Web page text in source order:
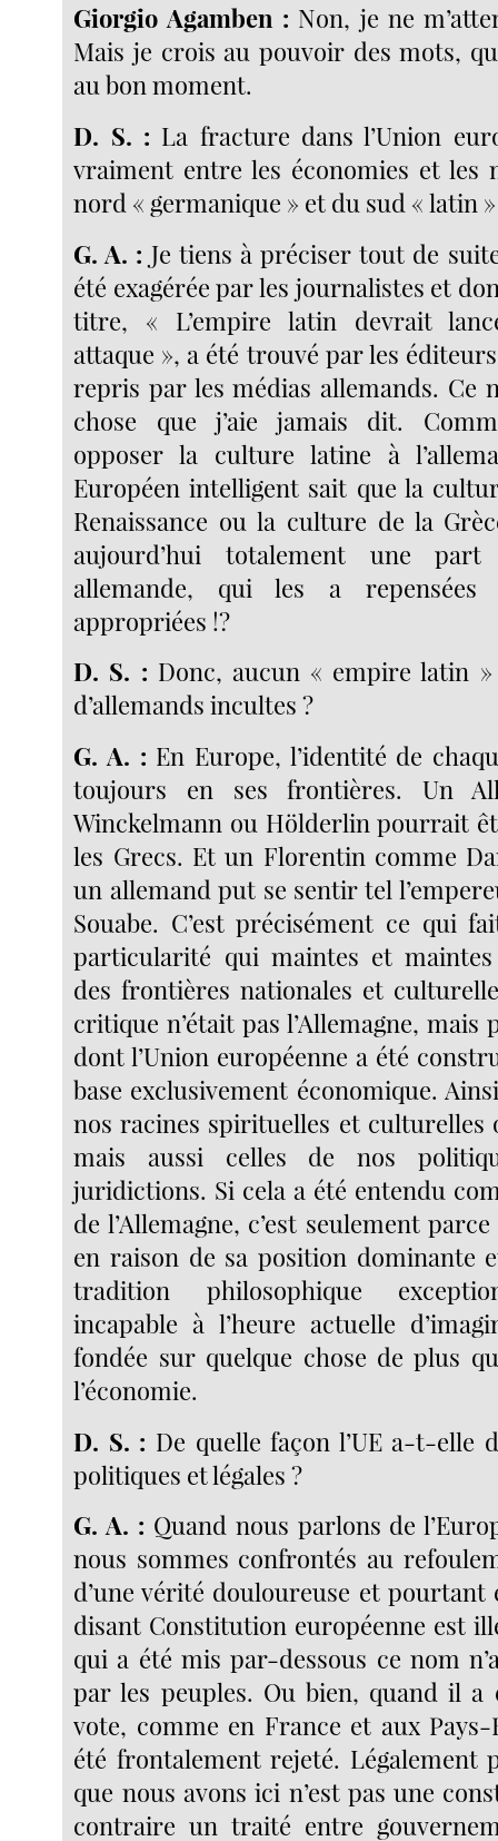
Giorgio Agamben : Non, je ne
Mais je crois au pouvoir des mots,
au bon moment.
D. S. : La fracture dans l’Union
vraiment entre les économies et les
nord « germanique » et du sud « latin
G. A. : Je tiens à préciser tout de
été exagérée par les journalistes et
titre, « L’empire latin devrait
attaque », a été trouvé par les
repris par les médias allemands. Ce
chose que j’aie jamais dit.
opposer la culture latine à
Européen intelligent sait que la
Renaissance ou la culture de la
aujourd’hui totalement une
allemande, qui les a
appropriées !?
D. S. : Donc, aucun « empire latin
d’allemands incultes ?
G. A. : En Europe, l’identité de
toujours en ses frontières. Un
Winckelmann ou Hölderlin pourrait
les Grecs. Et un Florentin comme
un allemand put se sentir tel
Souabe. C’est précisément ce qui
particularité qui maintes et
des frontières nationales et
critique n’était pas l’Allemagne,
dont l’Union européenne a été
base exclusivement économique.
nos racines spirituelles et culturelles
mais aussi celles de nos
juridictions. Si cela a été entendu
de l’Allemagne, c’est seulement
en raison de sa position dominante
tradition philosophique
incapable à l’heure actuelle
fondée sur quelque chose de plus
l’économie.
D. S. : De quelle façon l’UE a-t-elle
politiques et légales ?
G. A. : Quand nous parlons de
nous sommes confrontés au
d’une vérité douloureuse et pourtant
disant Constitution européenne est
qui a été mis par-dessous ce nom
par les peuples. Ou bien, quand il a
vote, comme en France et aux
été frontalement rejeté. Légalement
que nous avons ici n’est pas une
contraire un traité entre